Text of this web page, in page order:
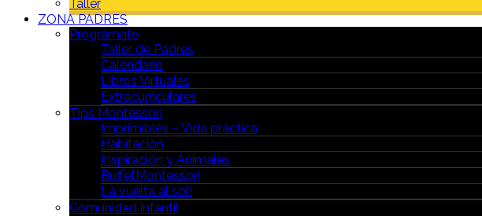
Taller
ZONA PADRES
Prográmate
Taller de Padres
Calendario
Libros Virtuales
Extracurriculares
Tips Montessori
Imprimibles – Vida práctica
Habitación
Inspiración y Animales
BuffetMontessori
La vuelta al sol!
Comunidad infantil